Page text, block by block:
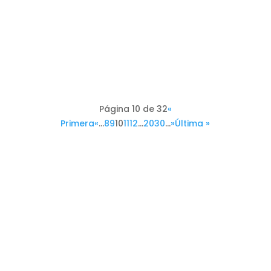
Página 10 de 32«
Primera«...89101112...2030...»Última »